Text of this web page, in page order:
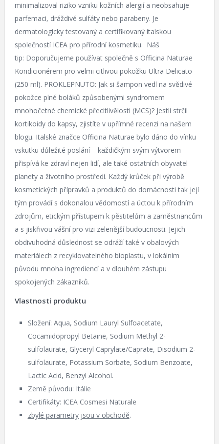
minimalizoval riziko vzniku kožních alergií a neobsahuje
parfemaci, dráždivé sulfáty nebo parabeny. Je
dermatologicky testovaný a certifikovaný italskou
společností ICEA pro přírodní kosmetiku. Náš
tip: Doporučujeme používat společně s Officina Naturae
Kondicionérem pro velmi citlivou pokožku Ultra Delicato
(250 ml). PROKLEPNUTO: Jak si šampon vedl na svědivé
pokožce plné boláků způsobenými syndromem
mnohočetné chemické přecitlivělosti (MCS)? Jestli strčil
kortikoidy do kapsy, zjistíte v upřímné recenzi na našem
blogu. Italské značce Officina Naturae bylo dáno do vínku
vskutku důležité poslání – každičkým svým výtvorem
přispívá ke zdraví nejen lidí, ale také ostatních obyvatel
planety a životního prostředí. Každý krůček při výrobě
kosmetických přípravků a produktů do domácnosti tak její
tým provádí s dokonalou vědomostí a úctou k přírodním
zdrojům, etickým přístupem k pěstitelům a zaměstnancům
a s jiskřivou vášní pro vizi zelenější budoucnosti. Jejich
obdivuhodná důslednost se odráží také v obalových
materiálech z recyklovatelného bioplastu, v lokálním
původu mnoha ingrediencí a v dlouhém zástupu
spokojených zákazníků.
Vlastnosti produktu
Složení: Aqua, Sodium Lauryl Sulfoacetate,
Cocamidopropyl Betaine, Sodium Methyl 2-
sulfolaurate, Glyceryl Caprylate/Caprate, Disodium 2-
sulfolaurate, Potassium Sorbate, Sodium Benzoate,
Lactic Acid, Benzyl Alcohol.
Země původu: Itálie
Certifikáty: ICEA Cosmesi Naturale
zbylé parametry jsou v obchodě.